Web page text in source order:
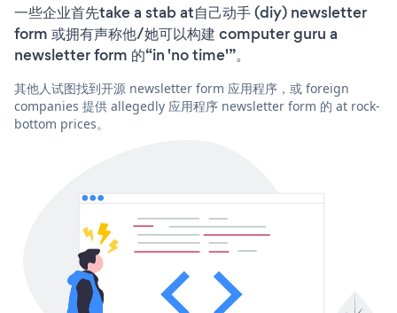
一些企业首先take a stab at自己动手 (diy) newsletter
form 或拥有声称他/她可以构建 computer guru a
newsletter form 的“in 'no time'”。
其他人试图找到开源 newsletter form 应用程序，或 foreign
companies 提供 allegedly 应用程序 newsletter form 的 at rock-
bottom prices。